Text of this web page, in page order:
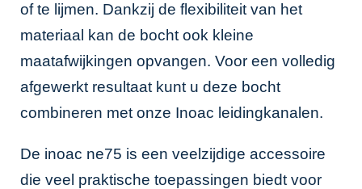
of te lijmen. Dankzij de flexibiliteit van het
materiaal kan de bocht ook kleine
maatafwijkingen opvangen. Voor een volledig
afgewerkt resultaat kunt u deze bocht
combineren met onze Inoac leidingkanalen.
De inoac ne75 is een veelzijdige accessoire
die veel praktische toepassingen biedt voor